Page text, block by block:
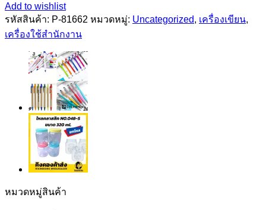
Add to wishlist
รหัสสินค้า: P-81662 หมวดหมู่: Uncategorized, เครื่องเขียน,
เครื่องใช้สำนักงาน
หมวดหมู่สินค้า